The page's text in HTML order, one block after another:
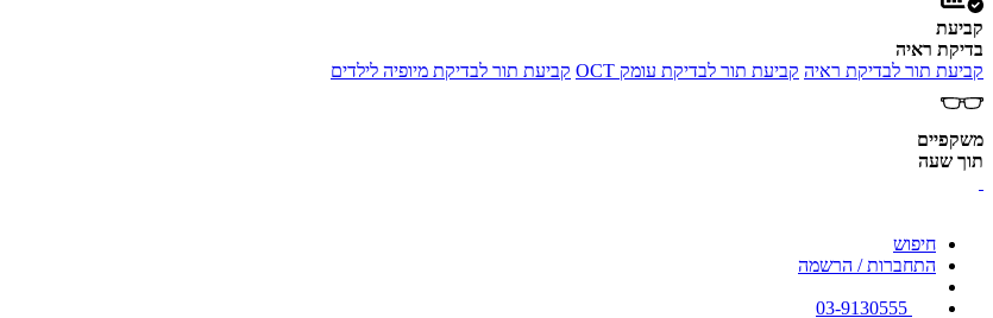
קביעת
בדיקת ראיה
קביעת תור לבדיקת ראיה קביעת תור לבדיקת עומק OCT קביעת תור לבדיקת מיופיה לילדים
משקפיים
תוך שעה
חיפוש
התחברות / הרשמה